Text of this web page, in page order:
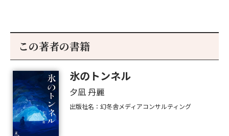
この著者の書籍
氷のトンネル
夕凪 丹麗
出版社名：幻冬舎メディアコンサルティング